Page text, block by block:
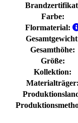
Farbe:
Flormaterial:
Gesamthöhe:
Größe:
Kollektion:
Materialträger: